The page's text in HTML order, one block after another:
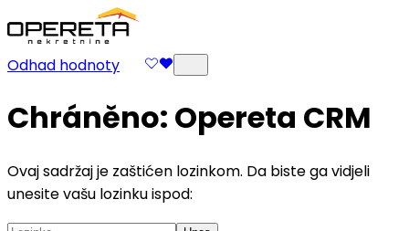
Odhad hodnoty
Chráněno: Opereta CRM
Ovaj sadržaj je zaštićen lozinkom. Da biste ga vidjeli
unesite vašu lozinku ispod: